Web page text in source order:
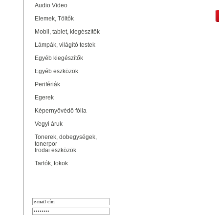
Audio Video
Elemek, Töltők
Mobil, tablet, kiegészítők
Lámpák, világító testek
Egyéb kiegészítők
Egyéb eszközök
Perifériák
Egerek
Képernyővédő fólia
Vegyi áruk
Tonerek, dobegységek,
tonerpor
Irodai eszközök
Tartók, tokok